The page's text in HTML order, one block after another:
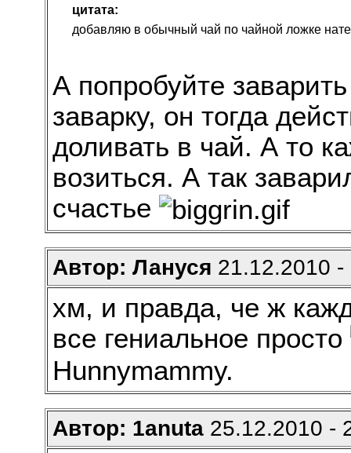
цитата:
добавляю в обычный чай по чайной ложке
А попробуйте
заварку, он тогда
доливать в чай. А то
возиться. А так
счастье
Автор: Лануся 21.12.2010 -
хм, и правда, че ж
все гениальное просто
Hunnymammy.
Автор: 1anuta25.12.2010 -